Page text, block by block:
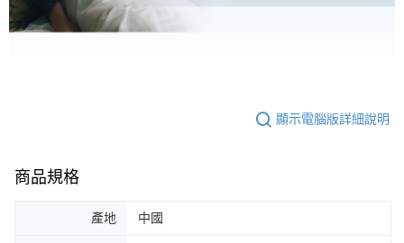
顯示電腦版詳細說明
商品規格
產地 中國